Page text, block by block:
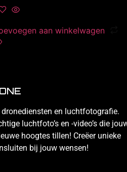
aan winkelwagen
en luchtfotografie.
luchtfoto’s en -video’s die
hoogtes tillen! Creëer unieke
bij jouw wensen!